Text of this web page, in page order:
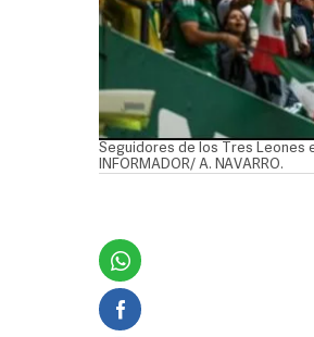
Seguidores de los Tres Leones
INFORMADOR/ A. NAVARRO.